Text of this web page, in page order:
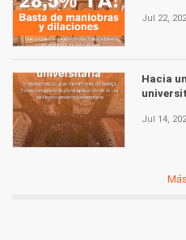
Jul 22,
Hacia
Jul 14,
Más